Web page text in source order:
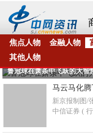
焦点人物 金融人物
其他人物
马云马化腾
新京报制图/
中信证券 (